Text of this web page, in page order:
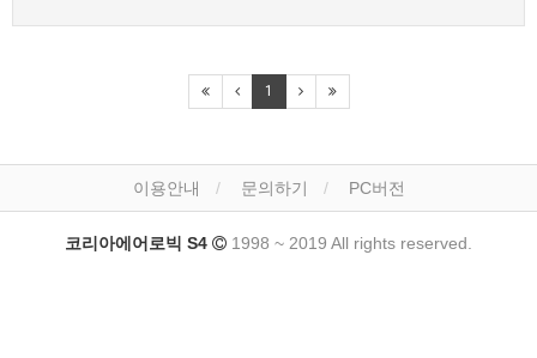
1
이용안내 문의하기 PC버전
코리아에어로빅 S4 1998 ~ 2019 All rights reserved.